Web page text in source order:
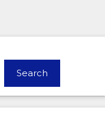
Search